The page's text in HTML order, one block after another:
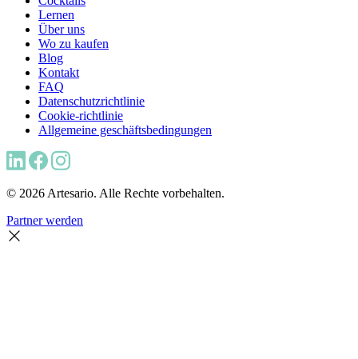
Lernen
Über uns
Wo zu kaufen
Blog
Kontakt
FAQ
Datenschutzrichtlinie
Cookie-richtlinie
Allgemeine geschäftsbedingungen
© 2026 Artesario. Alle Rechte vorbehalten.
Partner werden